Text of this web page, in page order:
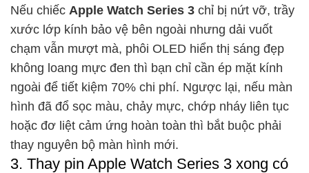
Nếu chiếc Apple Watch Series 3 chỉ bị nứt vỡ, trầy
xước lớp kính bảo vệ bên ngoài nhưng dải vuốt
chạm vẫn mượt mà, phôi OLED hiển thị sáng đẹp
không loang mực đen thì bạn chỉ cần ép mặt kính
ngoài để tiết kiệm 70% chi phí. Ngược lại, nếu màn
hình đã đổ sọc màu, chảy mực, chớp nháy liên tục
hoặc đơ liệt cảm ứng hoàn toàn thì bắt buộc phải
thay nguyên bộ màn hình mới.
3. Thay pin Apple Watch Series 3 xong có